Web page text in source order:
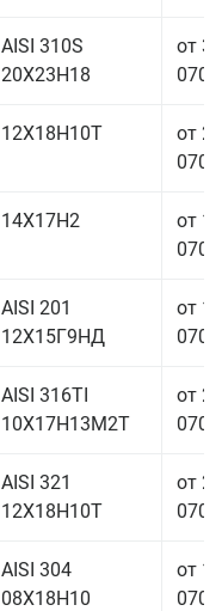
AISI 310S
20Х23Н18
от
12Х18Н10Т
от
14Х17Н2
от
AISI 201
12Х15Г9НД
от
AISI 316TI
10Х17Н13М2Т
от
AISI 321
12Х18Н10Т
от
AISI 304
08Х18Н10
от